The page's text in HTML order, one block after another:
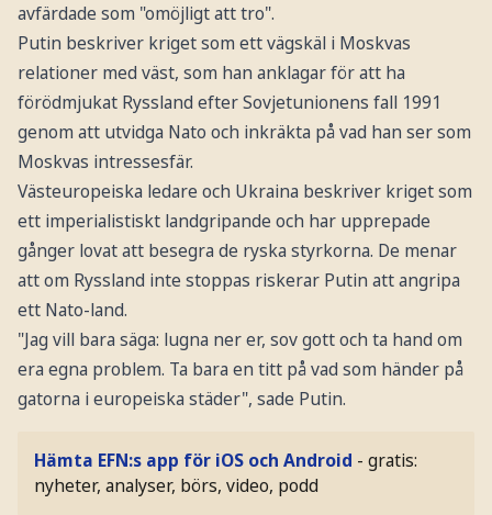
avfärdade som "omöjligt att tro".
Putin beskriver kriget som ett vägskäl i Moskvas
relationer med väst, som han anklagar för att ha
förödmjukat Ryssland efter Sovjetunionens fall 1991
genom att utvidga Nato och inkräkta på vad han ser som
Moskvas intressesfär.
Västeuropeiska ledare och Ukraina beskriver kriget som
ett imperialistiskt landgripande och har upprepade
gånger lovat att besegra de ryska styrkorna. De menar
att om Ryssland inte stoppas riskerar Putin att angripa
ett Nato-land.
"Jag vill bara säga: lugna ner er, sov gott och ta hand om
era egna problem. Ta bara en titt på vad som händer på
gatorna i europeiska städer", sade Putin.
Hämta EFN:s app för iOS och Android - gratis:
nyheter, analyser, börs, video, podd